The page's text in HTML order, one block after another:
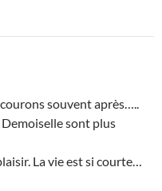
souvent après…..
sont plus
La vie est si courte…